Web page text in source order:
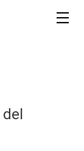
del